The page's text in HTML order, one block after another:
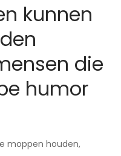
kunnen
die
humor
moppen houden,